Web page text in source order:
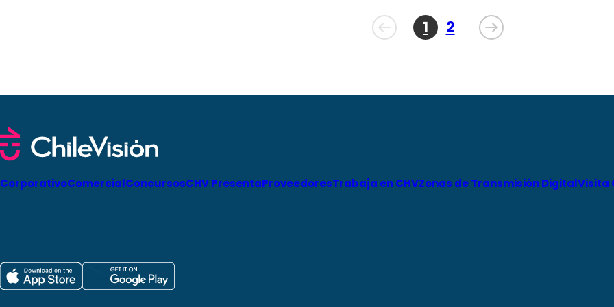
1 2
CorporativoComercialConcursosCHV PresentaProveedoresTrabaja en CHVZonas de Transmisión DigitalVisita